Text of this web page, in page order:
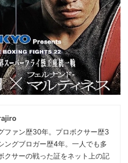
ファン歴30年。プロボクサー歴3
ングブロガー歴4年。一人でも多
クサーの戦った証をネット上の記